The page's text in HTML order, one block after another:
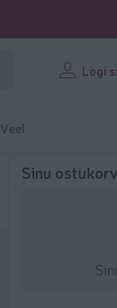
Logi
Veel
Sinu ostukorv